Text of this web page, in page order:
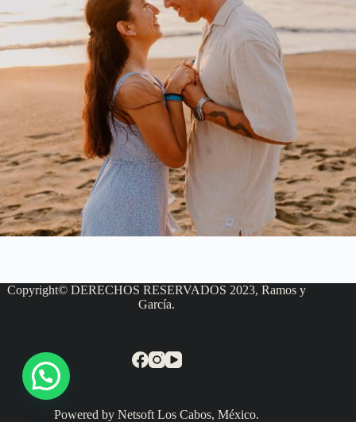
Copyright© DERECHOS RESERVADOS 2023, Ramos y
García.
Powered by Netsoft Los Cabos, México.